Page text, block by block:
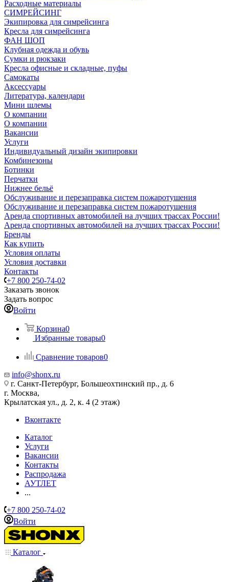
Расходные материалы
СИМРЕЙСИНГ
Экипировка для симрейсинга
Кресла для симрейсинга
ФАН ШОП
Клубная одежда и обувь
Сумки и рюкзаки
Кресла офисные и складные, пуфы
Самокаты
Аксессуары
Литература, календари
Мини шлемы
О компании
О компании
Вакансии
Услуги
Индивидуальный дизайн экипировки
Комбинезоны
Ботинки
Перчатки
Нижнее бельё
Обслуживание и перезаправка систем пожаротушения
Обслуживание и перезаправка систем пожаротушения
Аренда спортивных автомобилей на лучших трассах России!
Аренда спортивных автомобилей на лучших трассах России!
Бренды
Как купить
Условия оплаты
Условия доставки
Контакты
+7 800 250-74-02
Заказать звонок
Задать вопрос
Войти
Корзина0
Избранные товары0
Сравнение товаров0
info@shonx.ru
г. Санкт-Петербург, Большеохтинский пр., д. 6
г. Москва,
Крылатская ул., д. 2, к. 4 (2 этаж)
Вконтакте
Каталог
Услуги
Вакансии
Контакты
Распродажа
АУТЛЕТ
...
+7 800 250-74-02
Войти
Каталог